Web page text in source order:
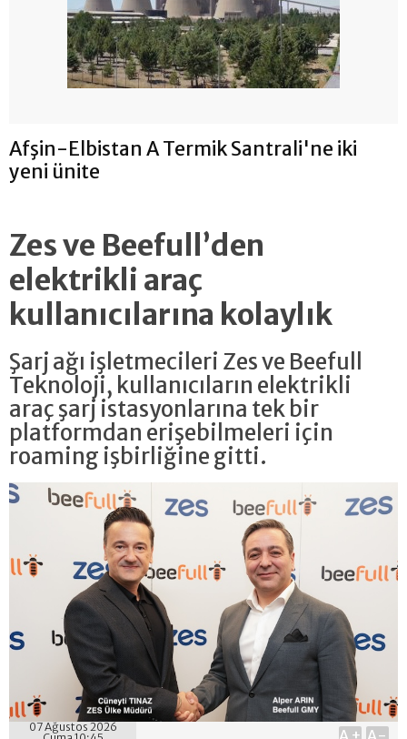
Afşin-Elbistan A Termik Santrali'ne iki
yeni ünite
Zes ve Beefull’den
elektrikli araç
kullanıcılarına kolaylık
Şarj ağı işletmecileri Zes ve Beefull
Teknoloji, kullanıcıların elektrikli
araç şarj istasyonlarına tek bir
platformdan erişebilmeleri için
roaming işbirliğine gitti.
07 Ağustos 2026
A+ A-